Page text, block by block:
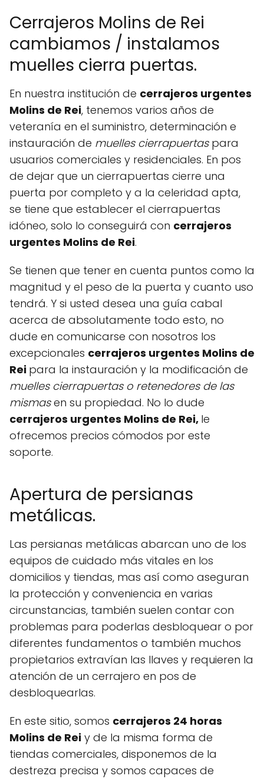
Cerrajeros Molins de Rei
cambiamos / instalamos
muelles cierra puertas.
En nuestra institución de cerrajeros urgentes
Molins de Rei, tenemos varios años de
veteranía en el suministro, determinación e
instauración de muelles cierrapuertas para
usuarios comerciales y residenciales. En pos
de dejar que un cierrapuertas cierre una
puerta por completo y a la celeridad apta,
se tiene que establecer el cierrapuertas
idóneo, solo lo conseguirá con cerrajeros
urgentes Molins de Rei.
Se tienen que tener en cuenta puntos como la
magnitud y el peso de la puerta y cuanto uso
tendrá. Y si usted desea una guía cabal
acerca de absolutamente todo esto, no
dude en comunicarse con nosotros los
excepcionales cerrajeros urgentes Molins de
Rei para la instauración y la modificación de
muelles cierrapuertas o retenedores de las
mismasen su propiedad. No lo dude
cerrajeros urgentes Molins de Rei, le
ofrecemos precios cómodos por este
soporte.
Apertura de persianas
metálicas.
Las persianas metálicas abarcan uno de los
equipos de cuidado más vitales en los
domicilios y tiendas, mas así como aseguran
la protección y conveniencia en varias
circunstancias, también suelen contar con
problemas para poderlas desbloquear o por
diferentes fundamentos o también muchos
propietarios extravían las llaves y requieren la
atención de un cerrajero en pos de
desbloquearlas.
En este sitio, somos cerrajeros 24 horas
Molins de Rei y de la misma forma de
tiendas comerciales, disponemos de la
destreza precisa y somos capaces de